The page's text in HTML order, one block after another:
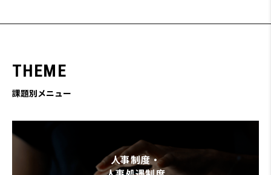
THEME
課題別メニュー
人事制度・